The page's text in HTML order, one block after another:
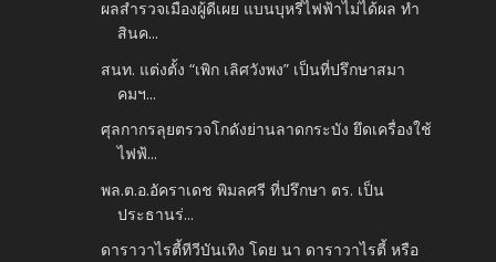
ผลสำรวจเมืองผู้ดีเผย แบนบุหรี่ไฟฟ้าไม่ได้ผล ทำ
สินค...
สนท. แต่งตั้ง “เพิก เลิศวังพง” เป็นที่ปรึกษาสมา
คมฯ...
ศุลกากรลุยตรวจโกดังย่านลาดกระบัง ยึดเครื่องใช้
ไฟฟ้...
พล.ต.อ.อัคราเดช พิมลศรี ที่ปรึกษา ตร. เป็น
ประธานร่...
ดาราวาไรตี้ทีวีบันเทิง โดย นา ดาราวาไรตี้ หรือ